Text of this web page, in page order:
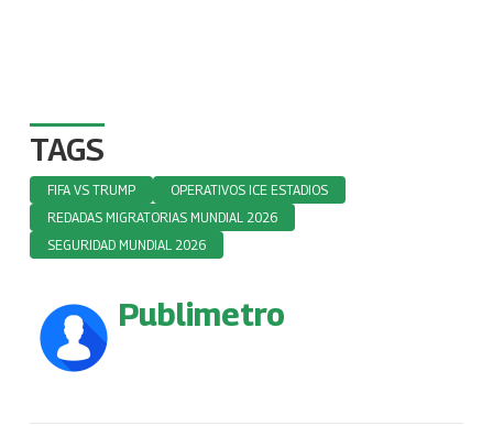
TAGS
FIFA VS TRUMP
OPERATIVOS ICE ESTADIOS
REDADAS MIGRATORIAS MUNDIAL 2026
SEGURIDAD MUNDIAL 2026
Publimetro